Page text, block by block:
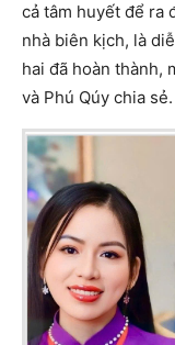
cả tâm huyết để ra
nhà biên kịch, là
hai đã hoàn thành,
và Phú Qúy chia sẻ.